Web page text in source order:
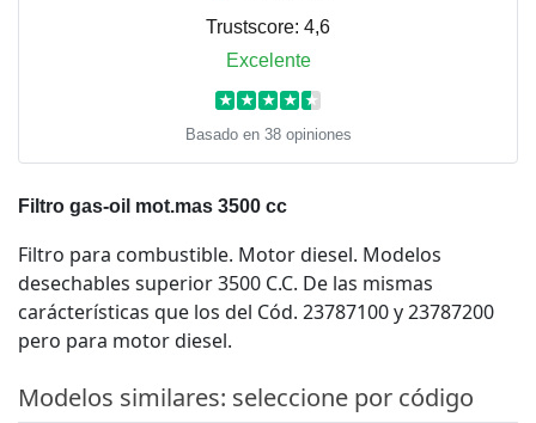
Trustscore: 4,6
Excelente
★ ★ ★ ★ ★
Basado en 38 opiniones
Filtro gas-oil mot.mas 3500 cc
Filtro para combustible. Motor diesel. Modelos
desechables superior 3500 C.C. De las mismas
carácterísticas que los del Cód. 23787100 y 23787200
pero para motor diesel.
Modelos similares: seleccione por código